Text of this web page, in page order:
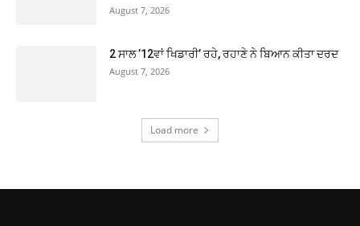
August 7, 2026
2 ਸਾਲ ’12ਵਾਂ ਖਿਡਾਰੀ’ ਰਹੇ, ਰਹਾਣੇ ਨੇ ਬਿਆਨ ਕੀਤਾ ਦਰਦ
August 7, 2026
Load more